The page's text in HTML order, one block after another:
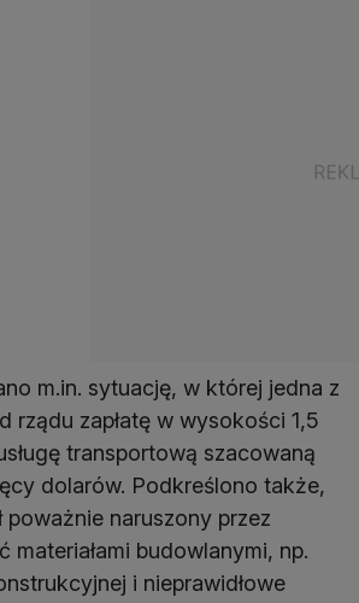
m.in. sytuację, w której jedna z
rządu zapłatę w wysokości 1,5
transportową szacowaną
dolarów. Podkreślono także,
poważnie naruszony przez
materiałami budowlanymi, np.
i nieprawidłowe